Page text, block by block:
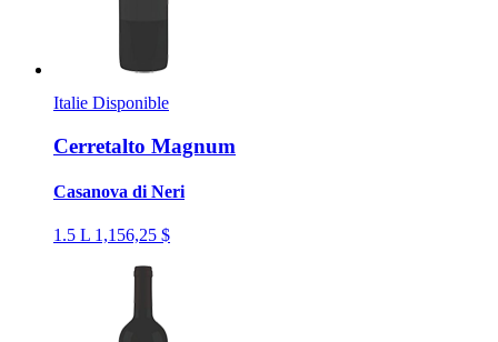
Italie Disponible
Cerretalto Magnum
Casanova di Neri
1.5 L 1,156,25 $